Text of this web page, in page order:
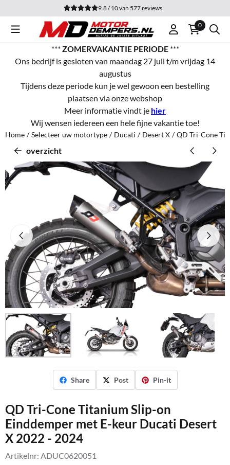
Cookievoorkeuren zijn momenteel gesloten.
9.8 / 10van 577reviews
0
***ZOMERVAKANTIE PERIODE***
Ons bedrijf is gesloten van maandag 27 juli t/m vrijdag 14
augustus
Tijdens deze periode kun je wel gewoon een bestelling
plaatsen via onze webshop
Meer informatie vindt je hier
Wij wensen iedereen een hele fijne vakantie toe!
Home / Selecteer uw motortype / Ducati / Desert X / QD Tri-Cone
overzicht
Share Post Pin-it
QD Tri-Cone Titanium Slip-on
Einddemper met E-keur Ducati Desert
X 2022 - 2024
Artikelnr: ADUC0620051